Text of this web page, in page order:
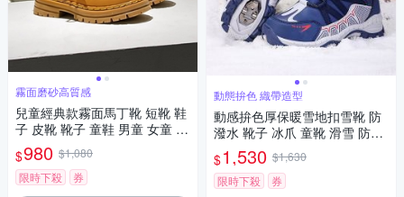
霧面磨砂高質感
兒童經典款霧面馬丁靴 短靴 鞋
子 皮靴 靴子 童鞋 男童 女童 兒
童 童鞋 橘魔法 現貨【BB893
0】
$980 $1,080
限時下殺
券
動態拚色 織帶造型
動感拚色厚保暖雪地扣雪靴 防
潑水 靴子 冰爪 童靴 滑雪 防雪
童鞋 男童 大童 兒童 防寒 日本
橘魔法 現貨【BB8940】
$1,530 $1,630
限時下殺
券